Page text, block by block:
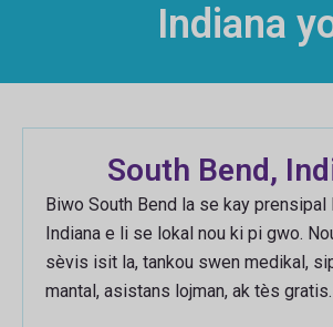
Indiana
South Bend,
Biwo South Bend la se kay prensipal
Indiana e li se lokal nou ki pi gwo.
sèvis isit la, tankou swen medikal,
mantal, asistans lojman, ak tès gratis.